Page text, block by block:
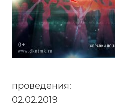
проведения:
02.02.2019